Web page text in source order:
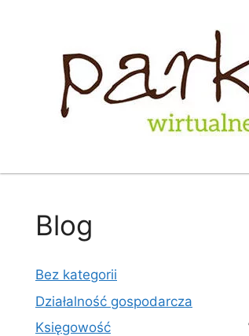
Blog
Bez kategorii
Działalność gospodarcza
Księgowość